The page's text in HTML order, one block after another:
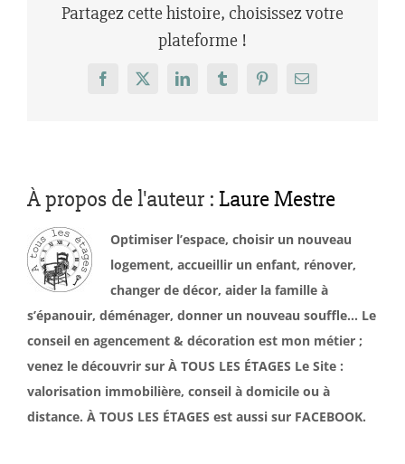
Partagez cette histoire, choisissez votre
plateforme !
Facebook
X LinkedInTumblrPinterestEmail
À propos de l'auteur : Laure Mestre
Optimiser l’espace, choisir un nouveau
logement, accueillir un enfant, rénover,
changer de décor, aider la famille à
s’épanouir, déménager, donner un nouveau souffle… Le
conseil en agencement & décoration est mon métier ;
venez le découvrir sur À TOUS LES ÉTAGES Le Site :
valorisation immobilière, conseil à domicile ou à
distance. À TOUS LES ÉTAGES est aussi sur FACEBOOK.